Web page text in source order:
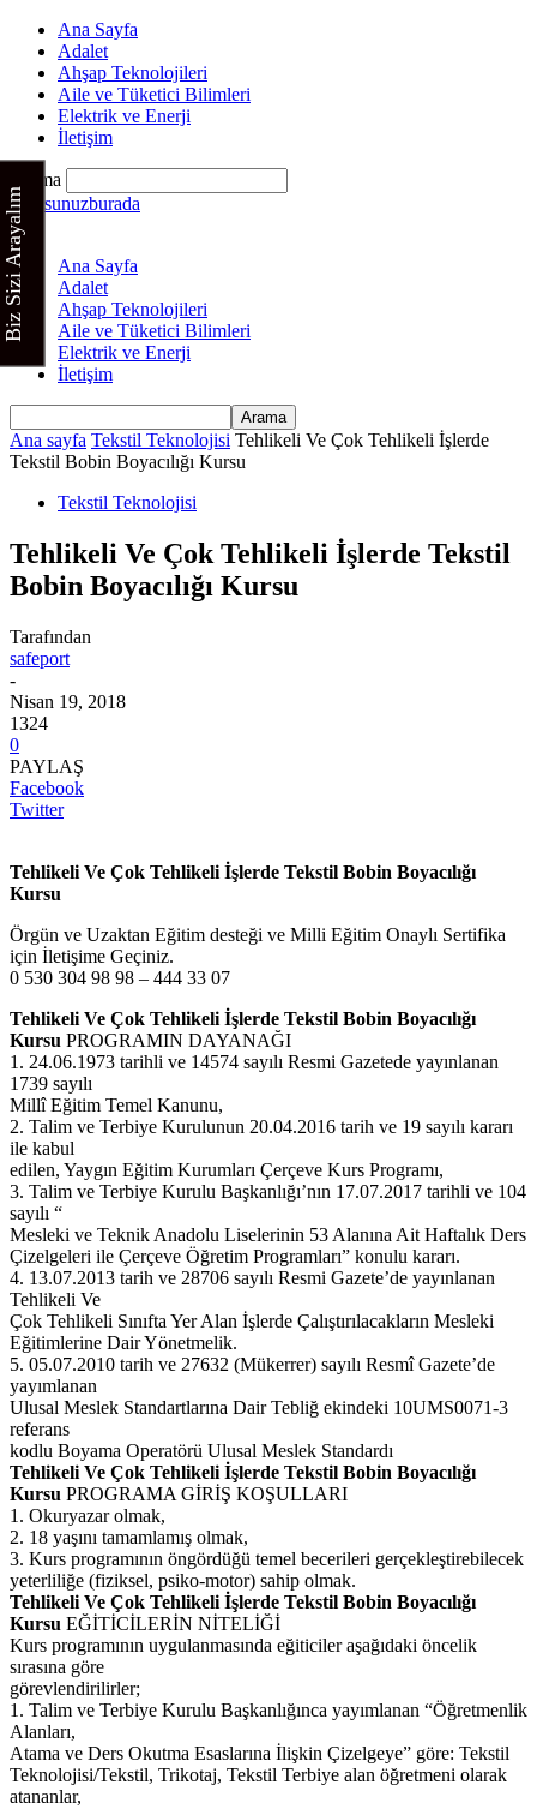
Ana Sayfa
Adalet
Ahşap Teknolojileri
Aile ve Tüketici Bilimleri
Elektrik ve Enerji
İletişim
Arama
Kursunuzburada
Ana Sayfa
Adalet
Ahşap Teknolojileri
Aile ve Tüketici Bilimleri
Elektrik ve Enerji
İletişim
Ana sayfa Tekstil Teknolojisi Tehlikeli Ve Çok Tehlikeli İşlerde
Tekstil Bobin Boyacılığı Kursu
Tekstil Teknolojisi
Tehlikeli Ve Çok Tehlikeli İşlerde Tekstil
Bobin Boyacılığı Kursu
Tarafından
safeport
-
Nisan 19, 2018
1324
0
PAYLAŞ
Facebook
Twitter
Tehlikeli Ve Çok Tehlikeli İşlerde Tekstil Bobin Boyacılığı
Kursu
Örgün ve Uzaktan Eğitim desteği ve Milli Eğitim Onaylı Sertifika
için İletişime Geçiniz.
0 530 304 98 98 – 444 33 07
Tehlikeli Ve Çok Tehlikeli İşlerde Tekstil Bobin Boyacılığı
Kursu PROGRAMIN DAYANAĞI
1. 24.06.1973 tarihli ve 14574 sayılı Resmi Gazetede yayınlanan
1739 sayılı
Millî Eğitim Temel Kanunu,
2. Talim ve Terbiye Kurulunun 20.04.2016 tarih ve 19 sayılı kararı
ile kabul
edilen, Yaygın Eğitim Kurumları Çerçeve Kurs Programı,
3. Talim ve Terbiye Kurulu Başkanlığı’nın 17.07.2017 tarihli ve 104
sayılı “
Mesleki ve Teknik Anadolu Liselerinin 53 Alanına Ait Haftalık Ders
Çizelgeleri ile Çerçeve Öğretim Programları” konulu kararı.
4. 13.07.2013 tarih ve 28706 sayılı Resmi Gazete’de yayınlanan
Tehlikeli Ve
Çok Tehlikeli Sınıfta Yer Alan İşlerde Çalıştırılacakların Mesleki
Eğitimlerine Dair Yönetmelik.
5. 05.07.2010 tarih ve 27632 (Mükerrer) sayılı Resmî Gazete’de
yayımlanan
Ulusal Meslek Standartlarına Dair Tebliğ ekindeki 10UMS0071-3
referans
kodlu Boyama Operatörü Ulusal Meslek Standardı
Tehlikeli Ve Çok Tehlikeli İşlerde Tekstil Bobin Boyacılığı
Kursu PROGRAMA GİRİŞ KOŞULLARI
1. Okuryazar olmak,
2. 18 yaşını tamamlamış olmak,
3. Kurs programının öngördüğü temel becerileri gerçekleştirebilecek
yeterliliğe (fiziksel, psiko-motor) sahip olmak.
Tehlikeli Ve Çok Tehlikeli İşlerde Tekstil Bobin Boyacılığı
Kursu EĞİTİCİLERİN NİTELİĞİ
Kurs programının uygulanmasında eğiticiler aşağıdaki öncelik
sırasına göre
görevlendirilirler;
1. Talim ve Terbiye Kurulu Başkanlığınca yayımlanan “Öğretmenlik
Alanları,
Atama ve Ders Okutma Esaslarına İlişkin Çizelgeye” göre: Tekstil
Teknolojisi/Tekstil, Trikotaj, Tekstil Terbiye alan öğretmeni olarak
atananlar,
Biz Sizi Arayalım